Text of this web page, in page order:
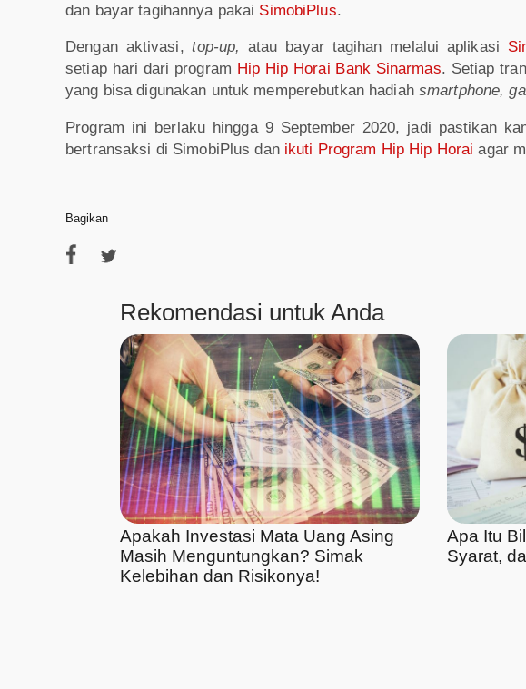
dan bayar tagihannya pakai SimobiPlus.
Dengan aktivasi,top-up, atau bayar tagihan melalui aplikasi
setiap hari dari program Hip Hip Horai Bank Sinarmas. Setiap
yang bisa digunakan untuk memperebutkan hadiah smartphone,
Program ini berlaku hingga 9 September 2020, jadi pastikan
bertransaksi di SimobiPlus dan ikuti Program Hip Hip Horai agar
Bagikan
Rekomendasi untuk Anda
Apakah Investasi Mata Uang Asing
Masih Menguntungkan? Simak
Kelebihan dan Risikonya!
Apa Itu
Syarat,